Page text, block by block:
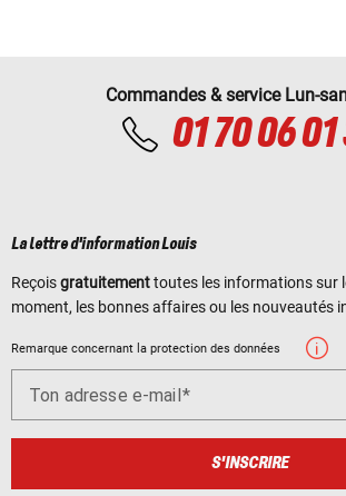
Commandes & service Lun-
01 70 06
La lettre d'information Louis
Reçoisgratuitementtoutes les informations sur
moment, les bonnes affaires ou les nouveautés
Remarque concernant la protection des données
Ton adresse e-mail
S'INSCRIRE